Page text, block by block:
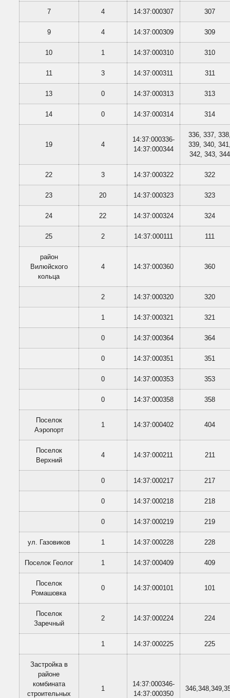
7 4 14:37:000307 307
9 4 14:37:000309 309
10 1 14:37:000310 310
11 3 14:37:000311 311
13 0 14:37:000313 313
14 0 14:37:000314 314
19 4
14:37:000336-
14:37:000344
336, 337,
339, 340,
342, 343, 344
22 3 14:37:000322 322
23 20 14:37:000323 323
24 22 14:37:000324 324
25 2 14:37:000111 111
район
Вилюйского
кольца
4 14:37:000360 360
2 14:37:000320 320
1 14:37:000321 321
0 14:37:000364 364
0 14:37:000351 351
0 14:37:000353 353
0 14:37:000358 358
Поселок
Аэропорт
1 14:37:000402 404
Поселок
Верхний
4 14:37:000211 211
0 14:37:000217 217
0 14:37:000218 218
0 14:37:000219 219
ул. Газовиков 1 14:37:000228 228
Поселок Геолог 1 14:37:000409 409
Поселок
Ромашовка
0 14:37:000101 101
Поселок
Заречный
2 14:37:000224 224
1 14:37:000225 225
Застройка в
районе
комбината
строительных
1
14:37:000346-
14:37:000350